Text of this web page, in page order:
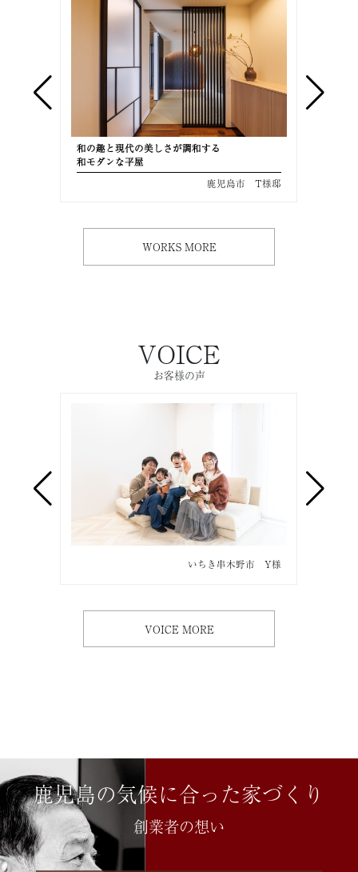
和の趣と現代の美しさが調和する
和モダンな平屋
鹿児島市 T様邸
WORKS MORE
VOICE
お客様の声
いちき串木野市 Y様
VOICE MORE
鹿児島の気候に合った家づくり
創業者の想い